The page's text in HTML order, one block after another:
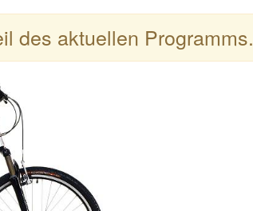
des aktuellen Programms.